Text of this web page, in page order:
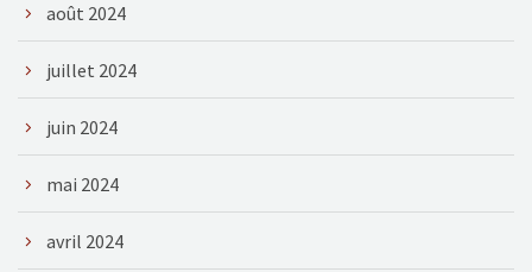
août 2024
juillet 2024
juin 2024
mai 2024
avril 2024